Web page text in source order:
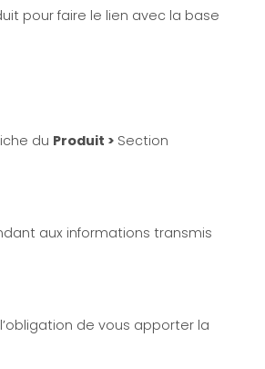
pour faire le lien avec la base
du Produit > Section
aux informations transmis
de vous apporter la